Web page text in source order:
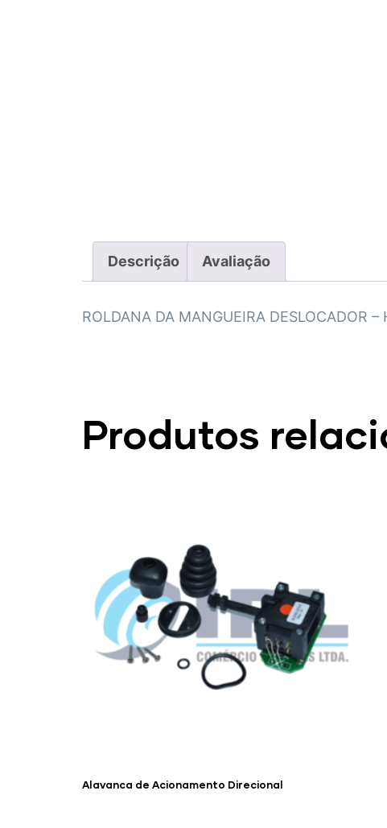
Descrição Avaliação
ROLDANA DA MANGUEIRA DESLOCADOR
Produtos
Alavanca de Acionamento Direcional